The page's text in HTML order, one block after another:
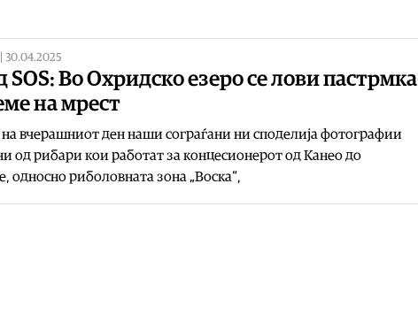
| 30.04.2025
SOS: Во Охридско езеро се лови пастрмка
на мрест
на вчерашниот ден наши сограѓани ни споделија фотографии
од рибари кои работат за концесионерот од Канео до
односно риболовната зона „Воска“,